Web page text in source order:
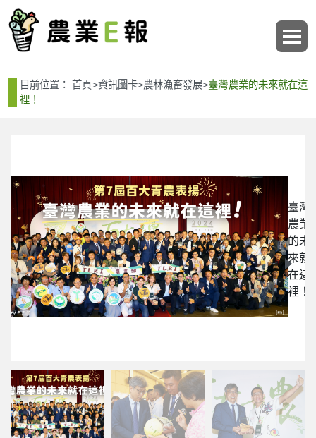
目前位置：首頁>資訊圖卡>農林漁畜發展>臺灣農業的未來就在這
裡！
臺灣
農業
的未
來就
在這
裡！